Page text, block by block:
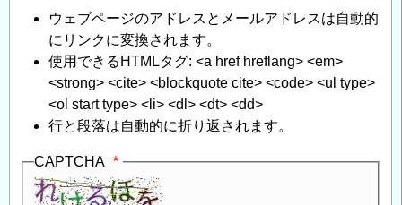
ウェブページのアドレスとメールアドレスは自動的
にリンクに変換されます。
使用できるHTMLタグ: <a href hreflang> <em>
<strong> <cite> <blockquote cite> <code> <ul type>
<ol start type> <li> <dl> <dt> <dd>
行と段落は自動的に折り返されます。
CAPTCHA